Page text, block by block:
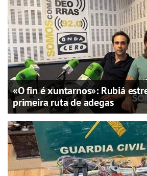
«O fin é xuntarnos»: Rubiá
primeira ruta de adegas